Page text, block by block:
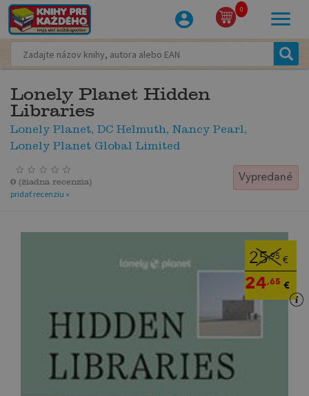
0
Lonely Planet Hidden
Libraries
Lonely Planet, DC Helmuth, Nancy Pearl,
Lonely Planet Global Limited
Vypredané
0 (žiadna recenzia)
pridať recenziu »
25,95 €
24,65 €